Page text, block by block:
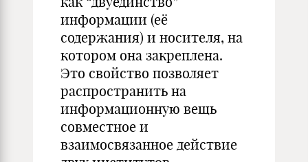
информации (её
содержания) и носителя, на
котором она закреплена.
Это свойство позволяет
распространить на
информационную вещь
совместное и
взаимосвязанное действие